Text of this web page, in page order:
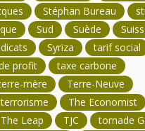
Stéphan Bureau
Sud Suède
Syriza
tarif social
profit
taxe carbone
mère
Terre-Neuve
terrorisme
The Economist
The Leap TJC
tornade